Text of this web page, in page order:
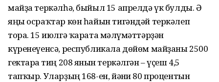
майҙа теркәлһә, быйыл 15 апрелдә үк булды. Ә
яңы осраҡтар көн һайын тигәндәй теркәлеп
тора. 15 июлгә ҡарата мәғлүмәттәрҙән
күренеүенсә, республикала дөйөм майҙаны 2500
гектарға тиң 208 янғын теркәлгән – үҫеш 4,5
тапҡыр. Уларҙың 168-ен, йәғни 80 процентын